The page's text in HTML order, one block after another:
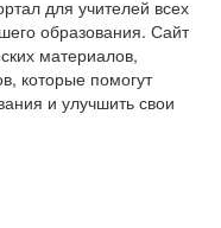
для учителей всех
образования. Сайт
материалов,
которые помогут
и улучшить свои